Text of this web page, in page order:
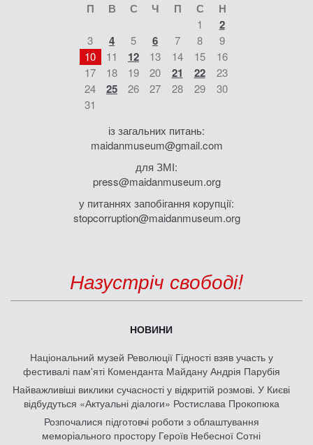
П В С Ч П С Н
1 2
3 4 5 6 7 8
9
10
11 12 13 14 15
16
17
18 19 20 21 22
23
24
25 26 27 28 29
30
31
із загальних питань:
maidanmuseum@gmail.com
для ЗМІ:
press@maidanmuseum.org
у питаннях запобігання корупції:
stopcorruption@maidanmuseum.org
Назустріч свободі!
НОВИНИ
Національний музей Революції Гідності взяв участь у
фестивалі пам'яті Коменданта Майдану Андрія Парубія
Найважливіші виклики сучасності у відкритій розмові. У Києві
відбудуться «Актуальні діалоги» Ростислава Прокопюка
Розпочалися підготовчі роботи з облаштування
меморіального простору Героїв Небесної Сотні